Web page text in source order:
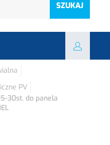
SZUKAJ
PV
30st. do panela